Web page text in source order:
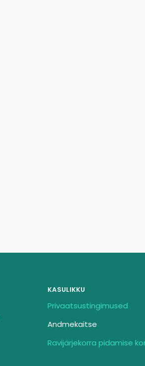
KASULIKKU
Privaatsustingimused
Andmekaitse
Ravijärjekorra pidamise